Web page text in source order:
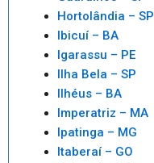
Hortolândia – SP
Ibicuí – BA
Igarassu – PE
Ilha Bela – SP
Ilhéus – BA
Imperatriz – MA
Ipatinga – MG
Itaberaí – GO